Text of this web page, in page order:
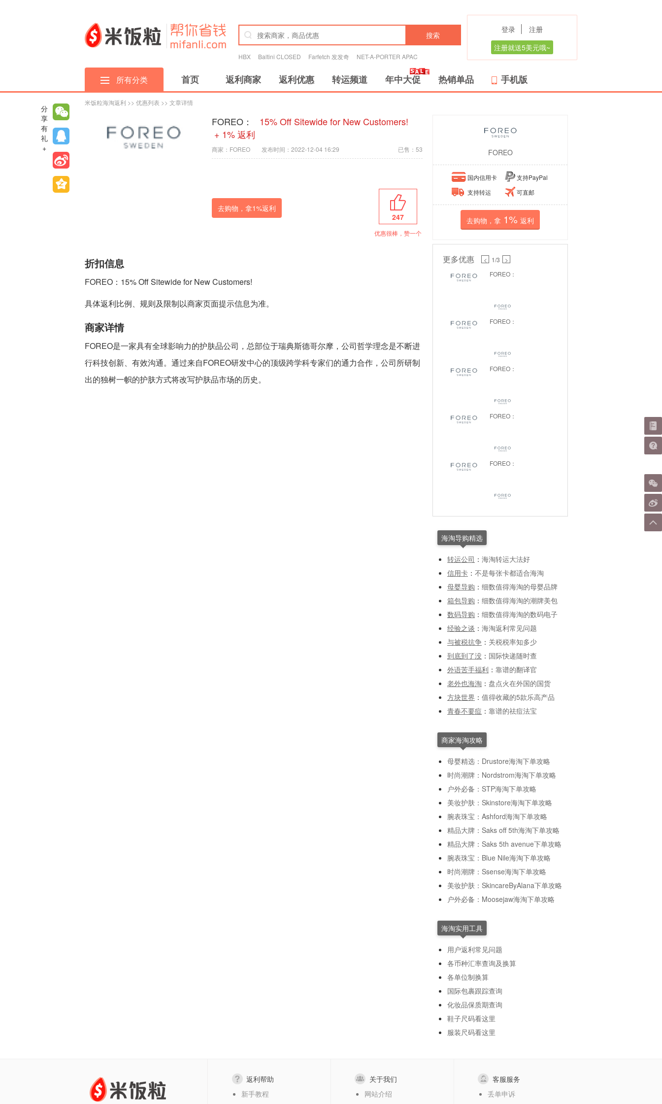
搜索
HBX Baltini CLOSED Farfetch 发发奇 NET-A-PORTER APAC
登录
注册
注册就送5美元哦~
所有分类 首页 返利商家 返利优惠 转运频道 年中大促 热销单品 手机版
米饭粒海淘返利 >> 优惠列表 >> 文章详情
FOREO：
15% Off Sitewide for New Customers!
+ 1% 返利
已售：53
商家：FOREO 发布时间：2022-12-04 16:29
去购物，拿1%返利
247
优惠很棒，赞一个
折扣信息
FOREO：15% Off Sitewide for New Customers!
具体返利比例、规则及限制以商家页面提示信息为准。
商家详情
FOREO是一家具有全球影响力的护肤品公司，总部位于瑞典斯德哥尔摩，公司哲学理念是不断进
行科技创新、有效沟通。通过来自FOREO研发中心的顶级跨学科专家们的通力合作，公司所研制
出的独树一帜的护肤方式将改写护肤品市场的历史。
FOREO
国内信用卡
支持PayPal
支持转运
可直邮
去购物，拿 1% 返利
更多优惠 < 1/3
>
FOREO：
FOREO：
FOREO：
FOREO：
FOREO：
海淘导购精选
转运公司 ： 海淘转运大法好
信用卡 ： 不是每张卡都适合海淘
母婴导购 ： 细数值得海淘的母婴品牌
箱包导购 ： 细数值得海淘的潮牌美包
数码导购 ： 细数值得海淘的数码电子
经验之谈 ： 海淘返利常见问题
与被税抗争 ： 关税税率知多少
到底到了没 ： 国际快递随时查
外语苦手福利 ： 靠谱的翻译官
老外也海淘 ： 盘点火在外国的国货
方块世界 ： 值得收藏的5款乐高产品
青春不要痘 ： 靠谱的祛痘法宝
商家海淘攻略
母婴精选：Drustore海淘下单攻略
时尚潮牌：Nordstrom海淘下单攻略
户外必备：STP海淘下单攻略
美妆护肤：Skinstore海淘下单攻略
腕表珠宝：Ashford海淘下单攻略
精品大牌：Saks off 5th海淘下单攻略
精品大牌：Saks 5th avenue下单攻略
腕表珠宝：Blue Nile海淘下单攻略
时尚潮牌：Ssense海淘下单攻略
美妆护肤：SkincareByAlana下单攻略
户外必备：Moosejaw海淘下单攻略
海淘实用工具
用户返利常见问题
各币种汇率查询及换算
各单位制换算
国际包裹跟踪查询
化妆品保质期查询
鞋子尺码看这里
服装尺码看这里
分
享
有
礼
+
返利帮助
新手教程
关于我们
网站介绍
客服服务
丢单申诉